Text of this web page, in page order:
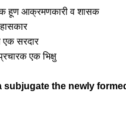
एक हूण आक्रमणकारी व शासक
एक सरदार
एक भिक्षु
subjugate the newly